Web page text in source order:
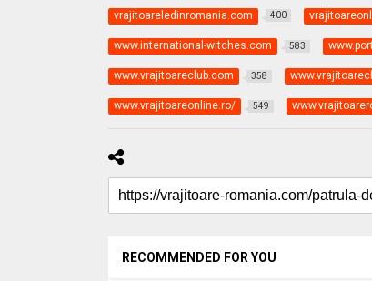
vrajitoareledinromania.com 400
www.international-witches.com 583
www.vrajitoareclub.com 358
www.vrajitoareonline.ro/ 549
RECOMMENDED FOR YOU